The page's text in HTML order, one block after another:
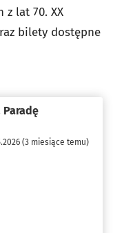
z lat 70. XX
bilety dostępne
(3 miesiące temu)